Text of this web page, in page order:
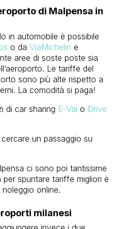
di Malpensa in
in automobile è possibile
o da ViaMichelin e
aree di soste poste sia
Le tariffe del
sono più alte rispetto a
La comodità si paga!
di car sharing E-Vai o Drive
un passaggio su
ci sono poi tantissime
spuntare tariffe migliori è
online.
milanesi